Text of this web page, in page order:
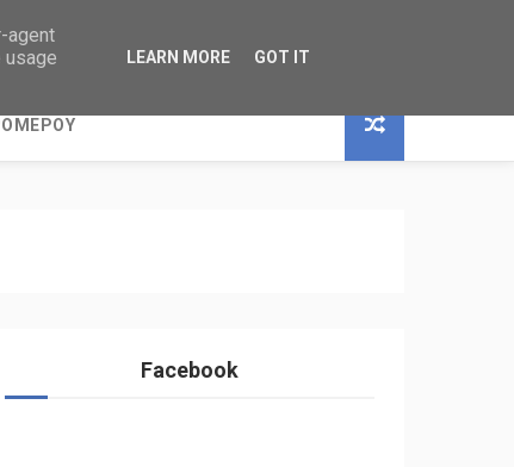
Facebook
agent
usage
LEARN MORE GOT IT